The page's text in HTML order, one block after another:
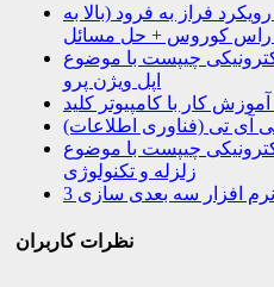
فراز به فرود (بالا به
راس کوروس + حل مسائل
چیپست با موضوع
اپل ویژن پرو
آموزش کار با کامپیوتر کلید
آی تی (فناوری اطلاعات)
چیپست با موضوع
زلزله و تکنولوژی
نظرات کاربران